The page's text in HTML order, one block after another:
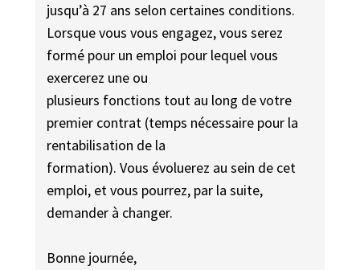
jusqu’à 27 ans selon certaines conditions.
Lorsque vous vous engagez, vous serez
formé pour un emploi pour lequel vous
exercerez une ou
plusieurs fonctions tout au long de votre
premier contrat (temps nécessaire pour la
rentabilisation de la
formation). Vous évoluerez au sein de cet
emploi, et vous pourrez, par la suite,
demander à changer.
Bonne journée,